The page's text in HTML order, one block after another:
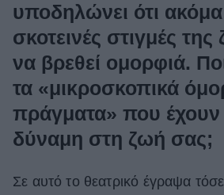
υποδηλώνει ότι ακόμα
σκοτεινές στιγμές
να βρεθεί ομορφιά.
τα «μικροσκοπικά
πράγματα» που έχουν
δύναμη στη ζωή σας;
Σε αυτό το θεατρικό έγραψα